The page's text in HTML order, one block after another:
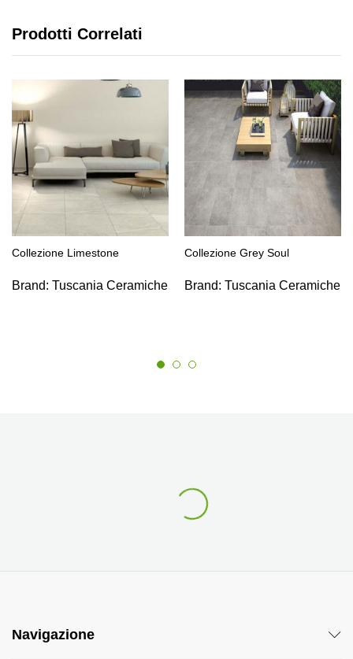
Prodotti Correlati
Collezione Limestone
Brand: Tuscania Ceramiche
Collezione Grey Soul
Brand: Tuscania Ceramiche
Navigazione